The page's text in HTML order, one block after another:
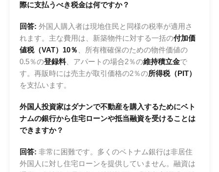
際に支払うべき税金は何ですか？
回答: 外国人購入者は現地住民と同様の税率が適用さ
れます。主な費用は、新築物件に対する一括の付加価
値税（VAT）10％ 、所有権確保のための物件価値の
0.5％の登録料、アパートの場合2％の維持積立金で
す。再販時には売主が取引価格の2％の所得税（PIT）
を支払います。
外国人投資家はダナンで不動産を購入するためにベト
ナムの銀行から住宅ローンや抵当融資を受けることは
できますか？
回答: 非常に困難です。多くのベトナム銀行は非居住
外国人に対し住宅ローンを提供していません。融資は